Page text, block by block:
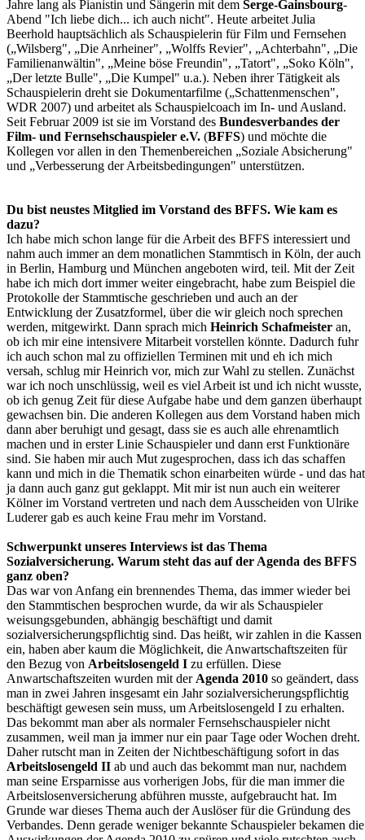
Jahre lang als Pianistin und Sängerin mit dem Serge-Gainsbourg-
Abend "Ich liebe dich... ich auch nicht". Heute arbeitet Julia
Beerhold hauptsächlich als Schauspielerin für Film und Fernsehen
(„Wilsberg", „Die Anrheiner", „Wolffs Revier", „Achterbahn", „Die
Familienanwältin", „Meine böse Freundin", „Tatort", „Soko Köln",
„Der letzte Bulle", „Die Kumpel" u.a.). Neben ihrer Tätigkeit als
Schauspielerin dreht sie Dokumentarfilme („Schattenmenschen",
WDR 2007) und arbeitet als Schauspielcoach im In- und Ausland.
Seit Februar 2009 ist sie im Vorstand des Bundesverbandes der
Film- und Fernsehschauspieler e.V. (BFFS) und möchte die
Kollegen vor allen in den Themenbereichen „Soziale Absicherung"
und „Verbesserung der Arbeitsbedingungen" unterstützen.
Du bist neustes Mitglied im Vorstand des BFFS. Wie kam es
dazu?
Ich habe mich schon lange für die Arbeit des BFFS interessiert und
nahm auch immer an dem monatlichen Stammtisch in Köln, der auch
in Berlin, Hamburg und München angeboten wird, teil. Mit der Zeit
habe ich mich dort immer weiter eingebracht, habe zum Beispiel die
Protokolle der Stammtische geschrieben und auch an der
Entwicklung der Zusatzformel, über die wir gleich noch sprechen
werden, mitgewirkt. Dann sprach mich Heinrich Schafmeister an,
ob ich mir eine intensivere Mitarbeit vorstellen könnte. Dadurch fuhr
ich auch schon mal zu offiziellen Terminen mit und eh ich mich
versah, schlug mir Heinrich vor, mich zur Wahl zu stellen. Zunächst
war ich noch unschlüssig, weil es viel Arbeit ist und ich nicht wusste,
ob ich genug Zeit für diese Aufgabe habe und dem ganzen überhaupt
gewachsen bin. Die anderen Kollegen aus dem Vorstand haben mich
dann aber beruhigt und gesagt, dass sie es auch alle ehrenamtlich
machen und in erster Linie Schauspieler und dann erst Funktionäre
sind. Sie haben mir auch Mut zugesprochen, dass ich das schaffen
kann und mich in die Thematik schon einarbeiten würde - und das hat
ja dann auch ganz gut geklappt. Mit mir ist nun auch ein weiterer
Kölner im Vorstand vertreten und nach dem Ausscheiden von Ulrike
Luderer gab es auch keine Frau mehr im Vorstand.
Schwerpunkt unseres Interviews ist das Thema
Sozialversicherung. Warum steht das auf der Agenda des BFFS
ganz oben?
Das war von Anfang ein brennendes Thema, das immer wieder bei
den Stammtischen besprochen wurde, da wir als Schauspieler
weisungsgebunden, abhängig beschäftigt und damit
sozialversicherungspflichtig sind. Das heißt, wir zahlen in die Kassen
ein, haben aber kaum die Möglichkeit, die Anwartschaftszeiten für
den Bezug von Arbeitslosengeld I zu erfüllen. Diese
Anwartschaftszeiten wurden mit der Agenda 2010 so geändert, dass
man in zwei Jahren insgesamt ein Jahr sozialversicherungspflichtig
beschäftigt gewesen sein muss, um Arbeitslosengeld I zu erhalten.
Das bekommt man aber als normaler Fernsehschauspieler nicht
zusammen, weil man ja immer nur ein paar Tage oder Wochen dreht.
Daher rutscht man in Zeiten der Nichtbeschäftigung sofort in das
Arbeitslosengeld II ab und auch das bekommt man nur, nachdem
man seine Ersparnisse aus vorherigen Jobs, für die man immer die
Arbeitslosenversicherung abführen musste, aufgebraucht hat. Im
Grunde war dieses Thema auch der Auslöser für die Gründung des
Verbandes. Denn gerade weniger bekannte Schauspieler bekamen die